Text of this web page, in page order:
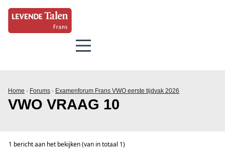
Home › Forums › Examenforum Frans VWO eerste tijdvak 2026
VWO VRAAG 10
1 bericht aan het bekijken (van in totaal 1)